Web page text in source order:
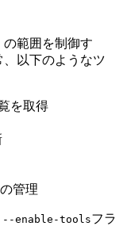
範囲を制御す
、以下のようなツ
を取得
管理
--enable-toolsフラ